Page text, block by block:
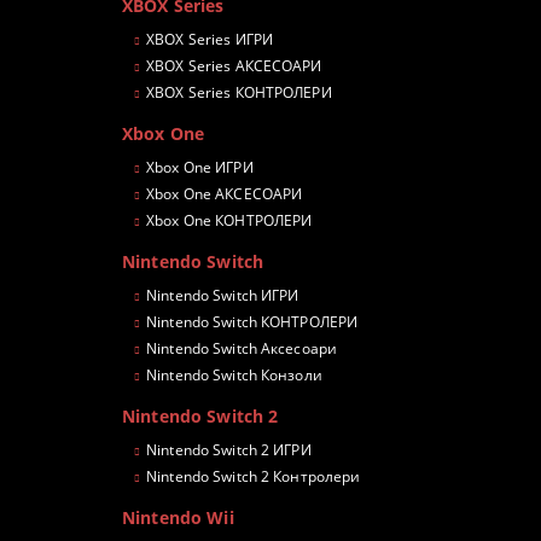
XBOX Series
XBOX Series ИГРИ
XBOX Series АКСЕСОАРИ
XBOX Series КОНТРОЛЕРИ
Xbox One
Xbox One ИГРИ
Xbox One АКСЕСОАРИ
Xbox One КОНТРОЛЕРИ
Nintendo Switch
Nintendo Switch ИГРИ
Nintendo Switch КОНТРОЛЕРИ
Nintendo Switch Аксесоари
Nintendo Switch Конзоли
Nintendo Switch 2
Nintendo Switch 2 ИГРИ
Nintendo Switch 2 Контролери
Nintendo Wii